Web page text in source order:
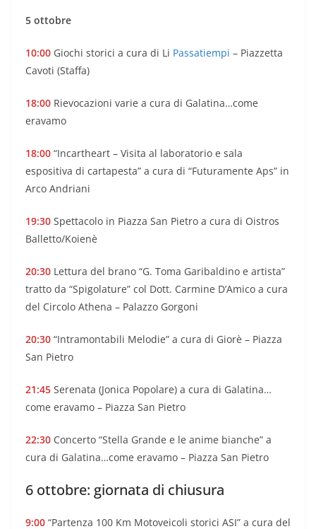
5 ottobre
10:00 Giochi storici a cura di Li Passatiempi – Piazzetta
Cavoti (Staffa)
18:00 Rievocazioni varie a cura di Galatina…come
eravamo
18:00 “Incartheart – Visita al laboratorio e sala
espositiva di cartapesta” a cura di “Futuramente Aps” in
Arco Andriani
19:30 Spettacolo in Piazza San Pietro a cura di Oistros
Balletto/Koienè
20:30 Lettura del brano “G. Toma Garibaldino e artista”
tratto da “Spigolature” col Dott. Carmine D’Amico a cura
del Circolo Athena – Palazzo Gorgoni
20:30 “Intramontabili Melodie” a cura di Giorè – Piazza
San Pietro
21:45 Serenata (Jonica Popolare) a cura di Galatina…
come eravamo – Piazza San Pietro
22:30 Concerto “Stella Grande e le anime bianche” a
cura di Galatina…come eravamo – Piazza San Pietro
6 ottobre: giornata di chiusura
9:00 “Partenza 100 Km Motoveicoli storici ASI” a cura del